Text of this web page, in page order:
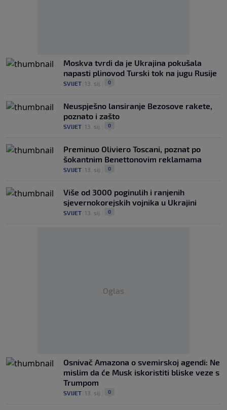
Moskva tvrdi da je Ukrajina pokušala
napasti plinovod Turski tok na jugu Rusije
SVIJET 13. sij. 0
Neuspješno lansiranje Bezosove rakete,
poznato i zašto
SVIJET 13. sij. 0
Preminuo Oliviero Toscani, poznat po
šokantnim Benettonovim reklamama
SVIJET 13. sij. 0
Više od 3000 poginulih i ranjenih
sjevernokorejskih vojnika u Ukrajini
SVIJET 13. sij. 0
Oglas
Osnivač Amazona o svemirskoj agendi: Ne
mislim da će Musk iskoristiti bliske veze s
Trumpom
SVIJET 13. sij. 0